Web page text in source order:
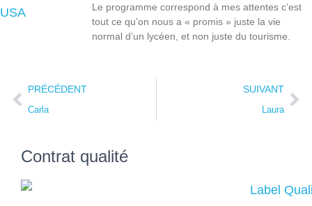
Le programme correspond à mes attentes c’est
tout ce qu’on nous a « promis » juste la vie
normal d’un lycéen, et non juste du tourisme.
PRÉCÉDENT
Carla
SUIVANT
Laura
Contrat qualité